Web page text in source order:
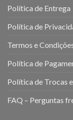
Política de Entrega
Política de
Termos e
Política de
Política de Trocas
FAQ – Perguntas